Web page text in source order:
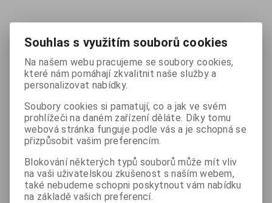
Podrobný popis
- plástvové uspořádání vzduchových buněk
- pumpička s manometrem
- tabulka k určení optimálního tlaku
- lepící sada pro drobnou opravu
- snímatelný a pratelný elastický potah z mikrovláken
Souhlas s využitím souborů cookies
Na našem webu pracujeme se soubory cookies,
které nám pomáhají zkvalitnit naše služby a
personalizovat nabídky.
Soubory cookies si pamatují, co a jak ve svém
prohlížeči na daném zařízení děláte. Díky tomu
webová stránka funguje podle vás a je schopná se
přizpůsobit vašim preferencím.
Blokování některých typů souborů může mít vliv
na vaši uživatelskou zkušenost s naším webem,
také nebudeme schopni poskytnout vám nabídku
na základě vašich preferencí.